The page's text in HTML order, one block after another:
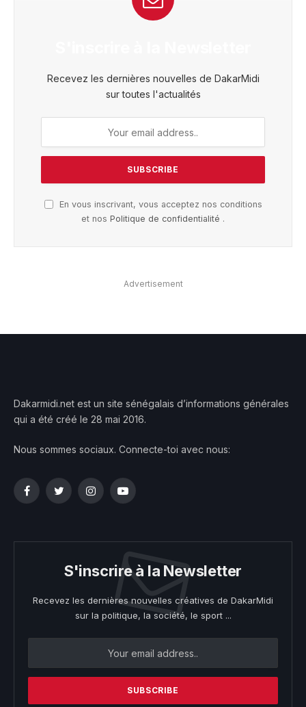
Recevez les dernières nouvelles de DakarMidi
sur toutes l'actualités
En vous inscrivant, vous acceptez nos conditions
et nos Politique de confidentialité .
Advertisement
Dakarmidi.net est un site sénégalais d’informations générales
qui a été créé le 28 mai 2016.
Nous sommes sociaux. Connecte-toi avec nous:
FacebookTwitterInstagramYouTube
S'inscrire à la Newsletter
Recevez les dernières nouvelles créatives de DakarMidi
sur la politique, la société, le sport ...